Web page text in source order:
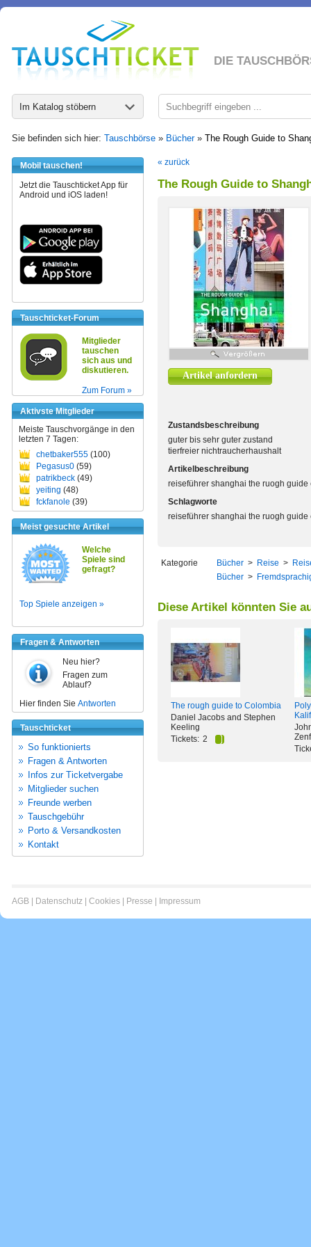
DIE
Im Katalog stöbern
Sie befinden sich hier: Tauschbörse » Bücher» The Rough Guide to
Mobil tauschen!
Jetzt die Tauschticket App für
Android und iOS laden!
Tauschticket-Forum
Mitglieder
tauschen
sich aus und
diskutieren.
Zum Forum »
Aktivste Mitglieder
Meiste Tauschvorgänge in den
letzten 7 Tagen:
chetbaker555 (100)
Pegasus0 (59)
patrikbeck (49)
yeiting (48)
fckfanole (39)
Meist gesuchte Artikel
Welche
Spiele sind
gefragt?
Top Spiele anzeigen »
Fragen & Antworten
Neu hier?
Fragen zum
Ablauf?
Hier finden Sie Antworten
Tauschticket
So funktionierts
Fragen & Antworten
Infos zur Ticketvergabe
Mitglieder suchen
Freunde werben
Tauschgebühr
Porto & Versandkosten
Kontakt
« zurück
The Rough Guide to
Artikel anfordern
Zustandsbeschreibung
guter bis sehr guter zustand
tierfreier nichtraucherhaushalt
Artikelbeschreibung
reiseführer shanghai the ruogh
Schlagworte
reiseführer shanghai the ruogh
Kategorie Bücher > Reise >
Bücher >
Diese Artikel könnten Sie
The rough guide to Colombia
Daniel Jacobs and Stephen
Keeling
Tickets: 2
AGB Datenschutz Cookies Presse Impressum